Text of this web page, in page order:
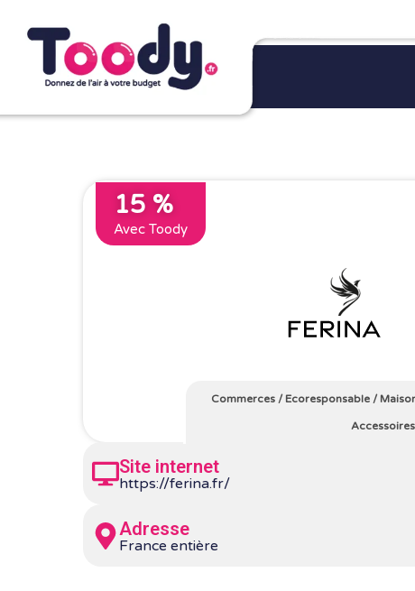
15 %
Avec Toody
Commerces/Ecoresponsable/
Accessoires
Site internet
https://ferina.fr/
Adresse
France entière